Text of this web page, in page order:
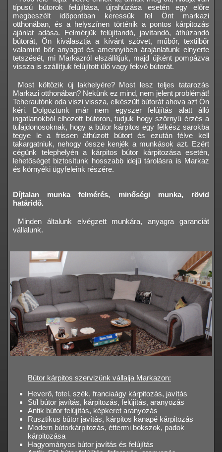
típusú bútorok felújítása, újrahúzása esetén egy előre
megbeszélt időpontban keressük fel Önt markazi
otthonában, és a helyszínen történik a pontos kárpitozás
ajánlat adása. Felmérjük felújítandó, javítandó, áthúzandó
bútorát, Ön kiválasztja a kívánt szövet, műbőr, textilbőr
valamint bőr anyagot és amennyiben árajánlatunk elnyerte
tetszését, mi Markazról elszállítjuk, majd újként pompázva
vissza is szállítjuk felújított ülő vagy fekvő bútorát.
Most költözik új lakhelyére? Most lesz teljes tatarozás
Markazi otthonában? Nekünk ez mind, nem jelent problémát!
Teherautónk oda viszi vissza, elkészült bútorát ahova azt Ön
kéri. Dolgoztunk már nem egyszer felújítás alatt álló
ingatlanokból elhozott bútoron, tudjuk hogy szörnyű érzés a
tulajdonosoknak, hogy a bútor kárpitos egy félkész sarokba
tegye le a frissen áthúzott bútort és ezután félve kell
takargatniuk, nehogy össze kenjék a munkások azt. Ezért
cégünk telephelyén a kárpitos bútor kárpitozása esetén,
lehetőséget biztosítunk hosszabb idejű tárolásra is Markaz
és környéki ügyfeleink részére.
Díjtalan munka felmérés, minőségi munka, rövid
határidő.
Minden általunk elvégzett munkára, anyagra garanciát
vállalunk.
Bútor kárpitos szervizünk vállalja Markazon:
Heverő, fotel, szék, franciaágy kárpitozás, javítás
Stíl bútor javítás, kárpitozás, felújítás, aranyozás
Antik bútor felújítás, képkeret aranyozás
Rusztikus bútor javítás, kárpitos kanapé kárpitozás
Modern bútorkárpitozás, éttermi bokszok, padok
kárpitozása
Hagyományos bútor javítás és felújítás